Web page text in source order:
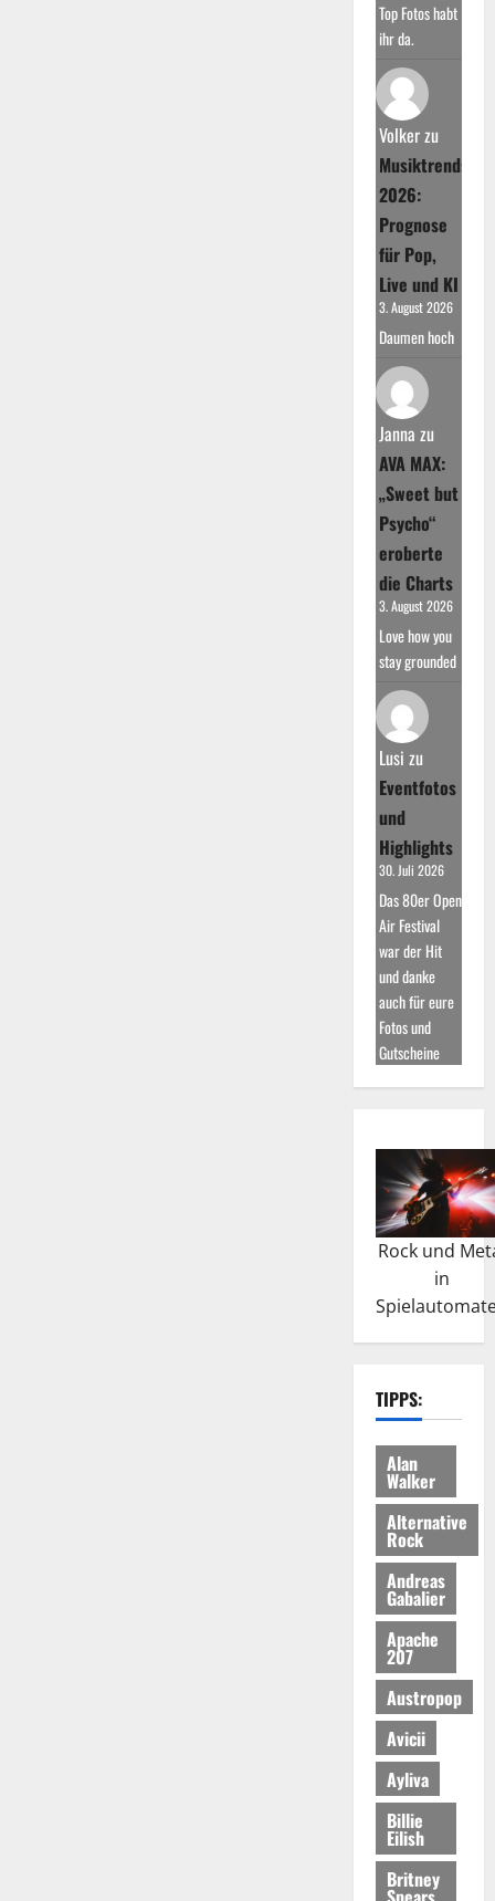
Top Fotos habt
ihr da.
Volkerzu
Musiktrends
2026:
Prognose
für Pop,
Live und KI
3. August 2026
Daumen hoch
Janna zu
AVA MAX:
„Sweet but
Psycho“
eroberte
die Charts
3. August 2026
Love how you
stay grounded
Lusi zu
Eventfotos
und
Highlights
30. Juli 2026
Das 80er Open
Air Festival
war der Hit
und danke
auch für eure
Fotos und
Gutscheine
Rock und
in
TIPPS:
Alan
Walker
Alternative
Rock
Andreas
Gabalier
Apache
207
Austropop
Avicii
Ayliva
Billie
Eilish
Britney